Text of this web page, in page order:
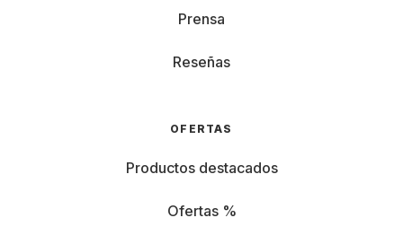
Prensa
Reseñas
OFERTAS
Productos destacados
Ofertas %